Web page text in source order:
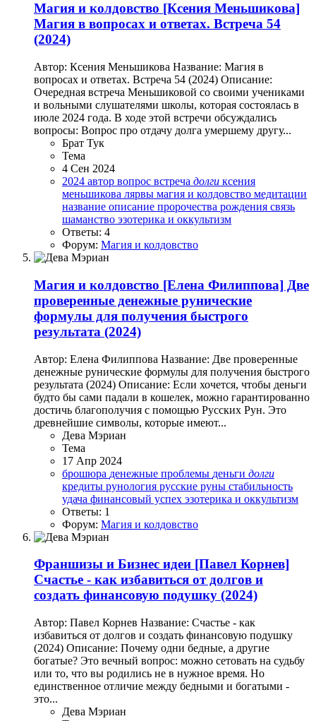
Магия и колдовство [Ксения Меньшикова]
Магия в вопросах и ответах. Встреча 54
(2024)
Автор: Ксения Меньшикова Название: Магия в
вопросах и ответах. Встреча 54 (2024) Описание:
Очередная встреча Меньшиковой со своими учениками
и вольными слушателями школы, которая состоялась в
июле 2024 года. В ходе этой встречи обсуждались
вопросы: Вопрос про отдачу долга умершему другу...
Брат Тук
Тема
4 Сен 2024
2024 автор вопрос встреча долги ксения
меньшикова лярвы магия и колдовство медитации
название описание пророчества рождения связь
шаманство эзотерика и оккультизм
Ответы: 4
Форум: Магия и колдовство
Магия и колдовство [Елена Филиппова] Две
проверенные денежные рунические
формулы для получения быстрого
результата (2024)
Автор: Елена Филиппова Название: Две проверенные
денежные рунические формулы для получения быстрого
результата (2024) Описание: Если хочется, чтобы деньги
будто бы сами падали в кошелек, можно гарантированно
достичь благополучия с помощью Русских Рун. Это
древнейшие символы, которые имеют...
Дева Мэриан
Тема
17 Апр 2024
брошюра денежные проблемы деньги долги
кредиты рунология русские руны стабильность
удача финансовый успех эзотерика и оккультизм
Ответы: 1
Форум: Магия и колдовство
Франшизы и Бизнес идеи [Павел Корнев]
Счастье - как избавиться от долгов и
создать финансовую подушку (2024)
Автор: Павел Корнев Название: Счастье - как
избавиться от долгов и создать финансовую подушку
(2024) Описание: Почему одни бедные, а другие
богатые? Это вечный вопрос: можно сетовать на судьбу
или то, что вы родились не в нужное время. Но
единственное отличие между бедными и богатыми -
это...
Дева Мэриан